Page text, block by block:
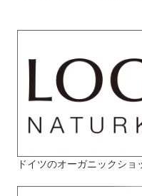
ドイツのオーガニックショ